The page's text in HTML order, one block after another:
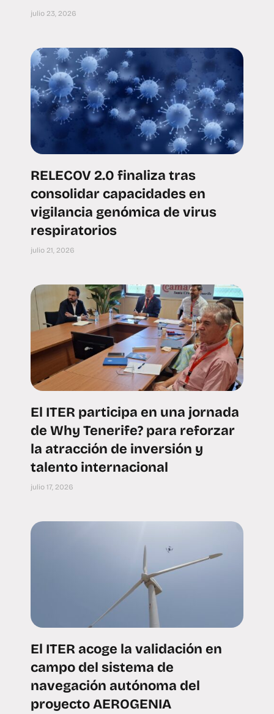
julio 23, 2026
RELECOV 2.0 finaliza tras
consolidar capacidades en
vigilancia genómica de virus
respiratorios
julio 21, 2026
El ITER participa en una jornada
de Why Tenerife? para reforzar
la atracción de inversión y
talento internacional
julio 17, 2026
El ITER acoge la validación en
campo del sistema de
navegación autónoma del
proyecto AEROGENIA